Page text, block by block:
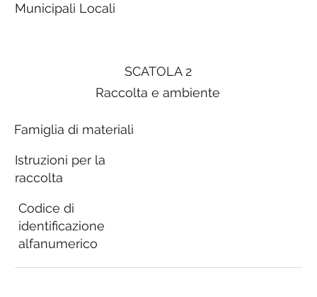
SCATOLA 2
Raccolta e ambiente
Famiglia di materiali
Istruzioni per la
raccolta
Codice di
identificazione
alfanumerico
Municipali Locali